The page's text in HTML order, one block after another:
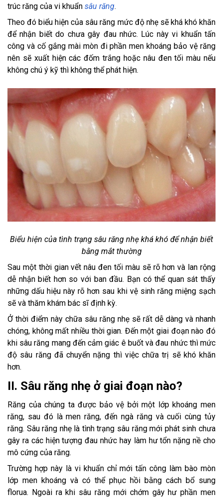
trúc răng của vi khuẩn sâu răng.
Theo đó biểu hiện của sâu răng mức độ nhẹ sẽ khá khó khăn
để nhận biết do chưa gây đau nhức. Lúc này vi khuẩn tấn
công và cố gắng mài mòn đi phần men khoáng bảo vệ răng
nên sẽ xuất hiện các đốm trắng hoặc nâu đen tối màu nếu
không chú ý kỹ thì không thể phát hiện.
Biểu hiện của tình trạng sâu răng nhẹ khá khó để nhận biết
bằng mắt thường
Sau một thời gian vết nâu đen tối màu sẽ rõ hơn và lan rộng
dễ nhận biết hơn so với ban đầu. Bạn có thể quan sát thấy
những dấu hiệu này rõ hơn sau khi vệ sinh răng miệng sạch
sẽ và thăm khám bác sĩ định kỳ.
Ở thời điểm này chữa sâu răng nhẹ sẽ rất dễ dàng và nhanh
chóng, không mất nhiều thời gian. Đến một giai đoạn nào đó
khi sâu răng mang đến cảm giác ê buốt và đau nhức thì mức
độ sâu răng đã chuyển nặng thì việc chữa trị sẽ khó khăn
hơn.
II. Sâu răng nhẹ ở giai đoạn nào?
Răng của chúng ta được bảo vệ bởi một lớp khoáng men
răng, sau đó là men răng, đến ngà răng và cuối cùng tủy
răng. Sâu răng nhẹ là tình trạng sâu răng mới phát sinh chưa
gây ra các hiện tượng đau nhức hay làm hư tổn nặng nề cho
mô cứng của răng.
Trường hợp này là vi khuẩn chỉ mới tấn công làm bào mòn
lớp men khoáng và có thể phục hồi bằng cách bổ sung
florua. Ngoài ra khi sâu răng mới chớm gây hư phần men